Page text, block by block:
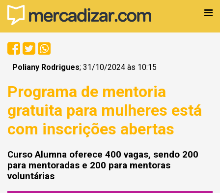
Poliany Rodrigues; 31/10/2024 às 10:15
Programa de mentoria
gratuita para mulheres está
com inscrições abertas
Curso Alumna oferece 400 vagas, sendo 200
para mentoradas e 200 para mentoras
voluntárias